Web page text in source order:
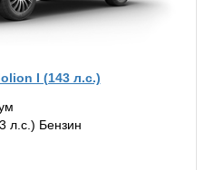
I (143 л.с.)
л.с.) Бензин